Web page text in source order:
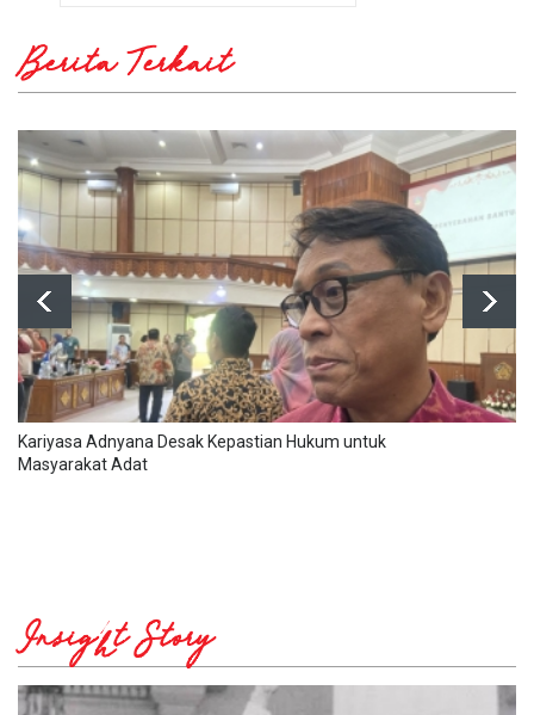
Berita Terkait
Kariyasa Adnyana Desak Kepastian Hukum untuk
Masyarakat Adat
Insight Story